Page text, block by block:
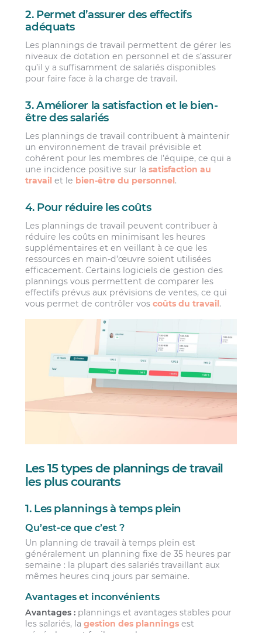
2. Permet d’assurer des effectifs
adéquats
Les plannings de travail permettent de gérer les
niveaux de dotation en personnel et de s’assurer
qu’il y a suffisamment de salariés disponibles
pour faire face à la charge de travail.
3. Améliorer la satisfaction et le bien-
être des salariés
Les plannings de travail contribuent à maintenir
un environnement de travail prévisible et
cohérent pour les membres de l’équipe, ce qui a
une incidence positive sur lasatisfaction au
travail et le bien-être du personnel.
4. Pour réduire les coûts
Les plannings de travail peuvent contribuer à
réduire les coûts en minimisant les heures
supplémentaires et en veillant à ce que les
ressources en main-d’œuvre soient utilisées
efficacement. Certains logiciels de gestion des
plannings vous permettent de comparer les
effectifs prévus aux prévisions de ventes, ce qui
vous permet de contrôler voscoûts du travail.
Les 15 types de plannings de travail
les plus courants
1. Les plannings à temps plein
Qu’est-ce que c’est ?
Un planning de travail à temps plein est
généralement un planning fixe de 35 heures par
semaine : la plupart des salariés travaillant aux
mêmes heures cinq jours par semaine.
Avantages et inconvénients
Avantages : plannings et avantages stables pour
les salariés, lagestion des plannings est